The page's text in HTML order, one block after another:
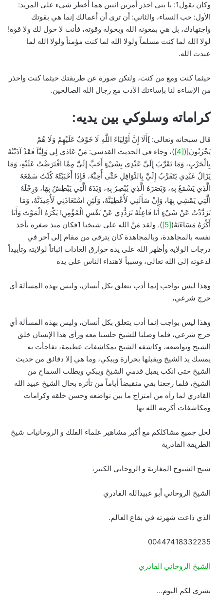
وكان يقول1: يا بني احذر أمرين اثنين هما أخطر شيء على المريد:
الأول: حب النساء، والثاني: أن ترى أن أعمالك إنما هي بقوتك
واجتهادك، بل هي بمعونة الله وبحوله وقوته، فأنت لا حول لك ولا قوة!
لولا الله لما كنت مسلماً ولولا الله لما كنت مؤمناً ولولا الله لما
عبدت الله.
حيثما كنت ومع من كنت، ولتكن صورة عن طريقتك حيثما كنت واحذر
من الإساءة لنا بإساءتك الأدب مع رجال الله الصالحين.
كراماته وسلوكي بين يديه:
قال سبحانه وتعالى: ]أَلَا إِنَّ أَوْلِيَاءَ اللَّهِ لَا خَوْفٌ عَلَيْهِمْ وَلَا هُمْ
يَحْزَنُونَ[([4]
)، وجاء في الحديث القدسي: مَنْ عَادَى لِي وَلِيَّاً فَقَدْ آذَنْتُهُ
بِالْحَرْبِ، وَمَا تَقَرَّبَ إِلَيَّ عَبْدِي بِشَيْءٍ أَحَبَّ إِلَيَّ مِمَّا افْتَرَضْتُ عَلَيْهِ، وَمَا
يَزَالُ عَبْدِي يَتَقَرَّبُ إِلَيَّ بِالنَّوَافِلِ حَتَّى أُحِبَّهُ، فَإِذَا أَحْبَبْتُهُ كُنْتُ سَمْعَهُ
الَّذِي يَسْمَعُ بِهِ، وَبَصَرَهُ الَّذِي يُبْصِرُ بِهِ، وَيَدَهُ الَّتِي يَبْطِشُ بِهَا، وَرِجْلَهُ
الَّتِي يَمْشِي بِهَا، وَإِنْ سَأَلَنِي لَأُعْطِيَنَّهُ، وَلَئِنِ اسْتَعَاذَنِي لَأُعِيذَنَّهُ، وَمَا
تَرَدَّدْتُ عَنْ شَيْءٍ أَنَا فَاعِلُهُ تَرَدُّدِي عَنْ نَفْسِ الْمُؤْمِنِ! يَكْرَهُ الْمَوْتَ وَأَنَا
أَكْرَهُ مَسَاءَتَهُ([5]
). ولقد مَنَّ الله على شيخنا 1فكان منذ صغره يأخذ
نفسه بالمجاهدة، وبالمجاهدة كان يترقى من مقام إلى آخر في
درجات الولاية وأظهر الله على يده خوارق العادات إثباتاً لولايته وتأييداً
لدعوته إلى الله تعالى، وسبباً لاهتداء الناس على يده
وهذا ليس بواجب إنما أدب يتعلق بكل أنسان، وليس بهذه المسألة أي
حرج شرعي،
وهذا ليس بواجب إنما أدب يتعلق بكل أنسان، وليس بهذه المسألة أي
حرج شرعي، فلما وصلنا للشيخ جلسنا معه ورأى هذا الإنسان خلق
الشيخ وتواضعه، وكاشفه الشيخ بمكاشفات عظيمة، تفاجأت به
يمسك يد الشيخ ويقبلها بحرارة ويبكي، وما هي إلا دقائق من حديث
الشيخ حتى انكب يقبل قدمي الشيخ ويبكي ويطلب السماح من
الشيخ، فلما رجعنا بقي منقبضاً أياماً من تأثره بحال الشيخ عبيد الله
القادري لما رآه من امتزاج ما بين تواضعه وحسن خلقه وكرامات
ومكاشفات أكرمه الله بها
لحل جميع مشاكلكم مع أكبر مشاهير علماء الفلك و الروحانيات شيخ
الطريقة القادرية
شيخ الشيوخ المغاربة و الروحاني الكبير،
الشيخ الروحاني أبو عبيدالله القادري
الذي ذاعت شهرته في بقاع العالم.
00447418332235
الشيخ الروحاني القادري
بشرى لكم اليوم…